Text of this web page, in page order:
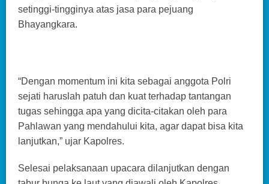
setinggi-tingginya atas jasa para pejuang
Bhayangkara.
“Dengan momentum ini kita sebagai anggota Polri
sejati haruslah patuh dan kuat terhadap tantangan
tugas sehingga apa yang dicita-citakan oleh para
Pahlawan yang mendahului kita, agar dapat bisa kita
lanjutkan,” ujar Kapolres.
Selesai pelaksanaan upacara dilanjutkan dengan